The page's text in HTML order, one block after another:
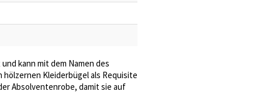
kann mit dem Namen des
Kleiderbügel als Requisite
Absolventenrobe, damit sie auf